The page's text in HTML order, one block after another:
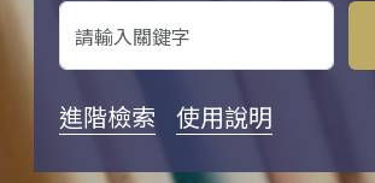
進階檢索 使用說明